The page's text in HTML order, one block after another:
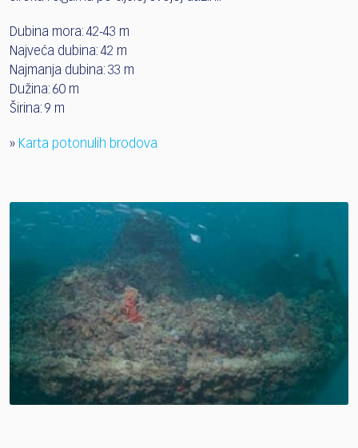
Dubina mora: 42-43 m
Najveća dubina: 42 m
Najmanja dubina: 33 m
Dužina: 60 m
Širina: 9 m
» Karta potonulih brodova